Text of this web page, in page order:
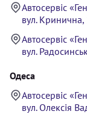
Автосервіс
вул. Кринична,
Автосервіс
вул.
Одеса
Автосервіс
вул. Олексія